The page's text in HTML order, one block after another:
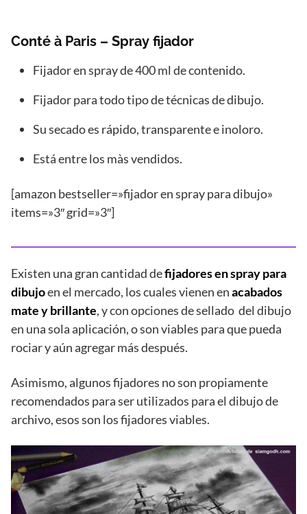
Conté à Paris – Spray fijador
Fijador en spray de 400 ml de contenido.
Fijador para todo tipo de técnicas de dibujo.
Su secado es rápido, transparente e inoloro.
Está entre los màs vendidos.
[amazon bestseller=»fijador en spray para dibujo»
items=»3″ grid=»3″]
Existen una gran cantidad defijadores en spray para
dibujoen el mercado, los cuales vienen enacabados
mate y brillante, y con opciones de sellado del dibujo
en una sola aplicación, o son viables para que pueda
rociar y aún agregar más después.
Asimismo, algunos fijadores no son propiamente
recomendados para ser utilizados para el dibujo de
archivo, esos son los fijadores viables.